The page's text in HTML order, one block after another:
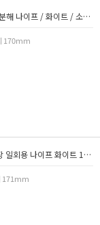
[IG] PLA 생분해 나이프 / 화이트 / 소량 100개
170mm
[SI] 개별포장 일회용 나이프 화이트 1박스 2000개
171mm